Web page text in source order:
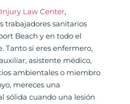
Law Center,
trabajadores sanitarios
Beach y en todo el
Tanto si eres enfermero,
asistente médico,
ambientales o miembro
mereces una
sólida cuando una lesión